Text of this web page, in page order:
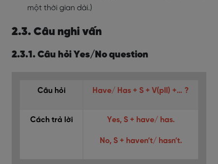
một thời gian dài.)
2.3. Câu nghi vấn
2.3.1. Câu hỏi Yes/No question
Câu hỏi Have/ Has + S + V(pII) +… ?
Cách trả lời Yes, S + have/ has.
No, S + haven’t/ hasn’t.